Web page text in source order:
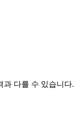
과 다를 수 있습니다.